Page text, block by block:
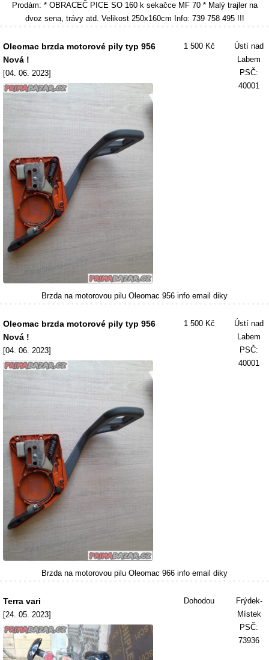
Prodám: * OBRACEČ PICE SO 160 k sekačce MF 70 * Malý trajler na
dvoz sena, trávy atd. Velikost 250x160cm Info: 739 758 495 !!!
Oleomac brzda motorové pily typ 956
Nová !
[04. 06. 2023]
1 500 Kč
Ústí nad
Labem
PSČ:
40001
Brzda na motorovou pilu Oleomac 956 info email diky
Oleomac brzda motorové pily typ 956
Nová !
[04. 06. 2023]
1 500 Kč
Ústí nad
Labem
PSČ:
40001
Brzda na motorovou pilu Oleomac 966 info email diky
Terra vari
[24. 05. 2023]
Dohodou
Frýdek-
Místek
PSČ:
73936